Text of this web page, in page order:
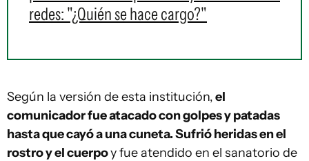
redes: "¿Quién se hace cargo?"
Según la versión de esta institución,el
comunicador fue atacado con golpes y patadas
hasta que cayó a una cuneta. Sufrió heridas en el
rostro y el cuerpoy fue atendido en el sanatorio de